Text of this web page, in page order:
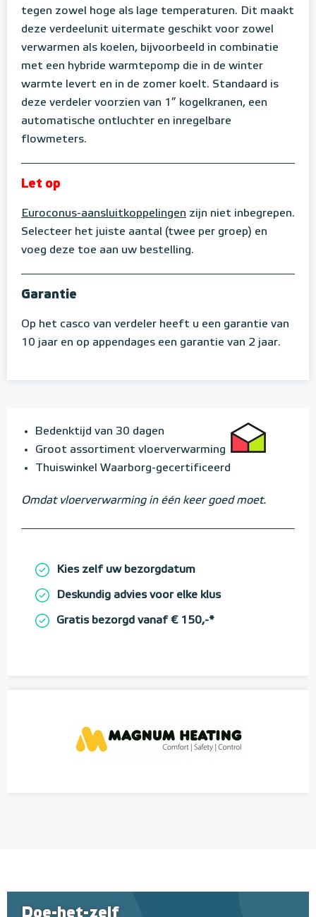
tegen zowel hoge als lage temperaturen. Dit maakt
deze verdeelunit uitermate geschikt voor zowel
verwarmen als koelen, bijvoorbeeld in combinatie
met een hybride warmtepomp die in de winter
warmte levert en in de zomer koelt. Standaard is
deze verdeler voorzien van 1” kogelkranen, een
automatische ontluchter en inregelbare
flowmeters.
Let op
Euroconus-aansluitkoppelingen zijn niet inbegrepen.
Selecteer het juiste aantal (twee per groep) en
voeg deze toe aan uw bestelling.
Garantie
Op het casco van verdeler heeft u een garantie van
10 jaar en op appendages een garantie van 2 jaar.
Bedenktijd van 30 dagen
Groot assortiment vloerverwarming
Thuiswinkel Waarborg-gecertificeerd
Omdat vloerverwarming in één keer goed moet.
Kies zelf uw bezorgdatum
Deskundig advies voor elke klus
Gratis bezorgd vanaf € 150,-*
Doe-het-zelf